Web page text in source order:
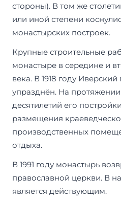
стороны). В том же
или иной степени
монастырских построек.
Крупные строительные
монастыре в середине и
века. В 1918 году
упразднён. На
десятилетий его
размещения
производственных
отдыха.
В 1991 году монастырь
православной церкви. В
является действующим.